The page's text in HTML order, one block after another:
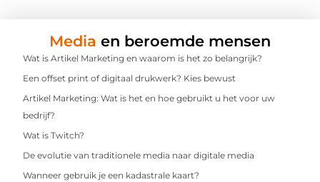
Media en beroemde mensen
Wat is Artikel Marketing en waarom is het zo belangrijk?
Een offset print of digitaal drukwerk? Kies bewust
Artikel Marketing: Wat is het en hoe gebruikt u het voor uw
bedrijf?
Wat is Twitch?
De evolutie van traditionele media naar digitale media
Wanneer gebruik je een kadastrale kaart?